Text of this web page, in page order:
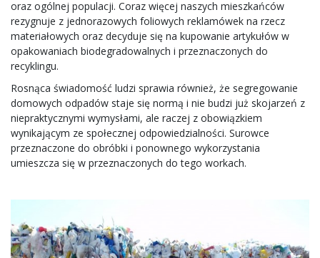
oraz ogólnej populacji. Coraz więcej naszych mieszkańców
rezygnuje z jednorazowych foliowych reklamówek na rzecz
materiałowych oraz decyduje się na kupowanie artykułów w
opakowaniach biodegradowalnych i przeznaczonych do
recyklingu.
Rosnąca świadomość ludzi sprawia również, że segregowanie
domowych odpadów staje się normą i nie budzi już skojarzeń z
niepraktycznymi wymysłami, ale raczej z obowiązkiem
wynikającym ze społecznej odpowiedzialności. Surowce
przeznaczone do obróbki i ponownego wykorzystania
umieszcza się w przeznaczonych do tego workach.